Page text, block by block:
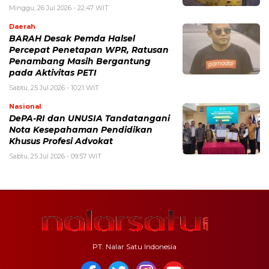
Minggu, 26 Jul 2026 - 22:47 WIT
Daerah
BARAH Desak Pemda Halsel
Percepat Penetapan WPR, Ratusan
Penambang Masih Bergantung
pada Aktivitas PETI
Sabtu, 25 Jul 2026 - 10:21 WIT
Nasional
DePA-RI dan UNUSIA Tandatangani
Nota Kesepahaman Pendidikan
Khusus Profesi Advokat
Sabtu, 25 Jul 2026 - 09:57 WIT
PT. Nalar Satu Indonesia